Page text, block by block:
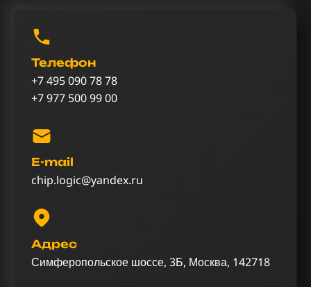
Телефон
+7 495 090 78 78
+7 977 500 99 00
E-mail
chip.logic@yandex.ru
Адрес
Симферопольское шоссе, 3Б, Москва, 142718